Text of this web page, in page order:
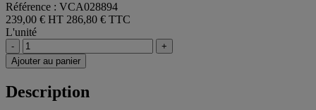
Référence : VCA028894
239,00 € HT 286,80 € TTC
L'unité
-
+
Ajouter au panier
Description